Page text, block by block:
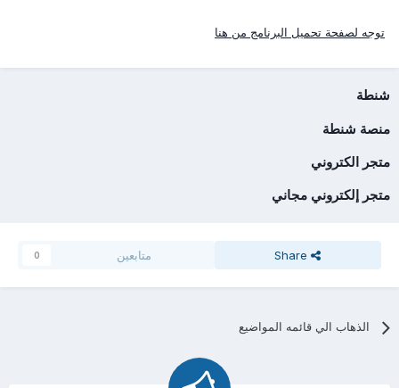
توجه لصفحة تحميل البرنامج من هنا
شنطة
منصة شنطة
متجر الكتروني
متجر إلكتروني مجاني
Share متابعين 0
الذهاب الي قائمه المواضيع